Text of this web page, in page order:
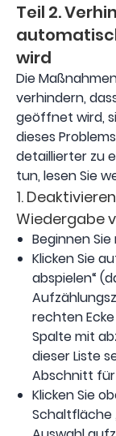
Teil 2.
wird
Die
verhindern,
geöffnet wird,
dieses
detaillierter zu
tun, lesen Sie
1.
Wiedergabe
Beginnen
Klicken Sie
abspielen“
rechten
Spalte mit
dieser Liste
Abschnitt
Klicken Sie
Schaltfläche